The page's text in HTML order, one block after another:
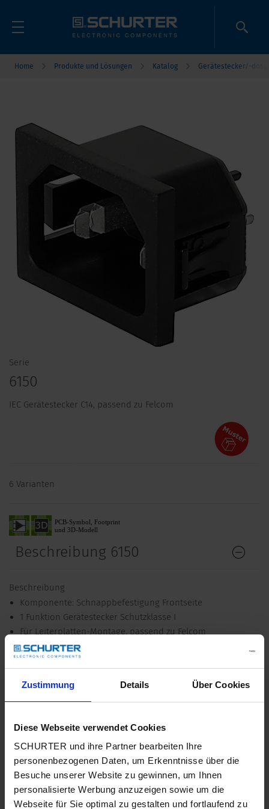
Zustimmung Details Über Cookies
Diese Webseite verwendet Cookies
SCHURTER und ihre Partner bearbeiten Ihre
personenbezogenen Daten, um Erkenntnisse über die
Besuche unserer Website zu gewinnen, um Ihnen
personalisierte Werbung anzuzeigen sowie um die
Webseite für Sie optimal zu gestalten und fortlaufend zu
Home Produkte und Lösungen Katalog Gerätestecker/-
Serie
6150
IEC Gerätestecker C14, passend zu Felcom
6 Varianten
Beschreibung 6150
Beschreibung
Komponente: Schnappbefestigung Frontseite
1 Funktion Gerätestecker Schutzklasse I
Für Leiterplatten-Montage, passend zu Felcom
Merkmale
Details 6150
Nenndaten IEC 10 A / 250 VAC; 50 Hz
Nenndaten UL/CSA 15 A / 250 VAC; 60 Hz